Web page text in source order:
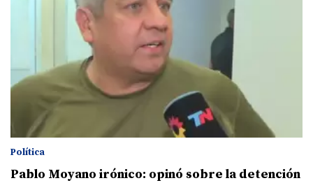
Política
Pablo Moyano irónico: opinó sobre la detención